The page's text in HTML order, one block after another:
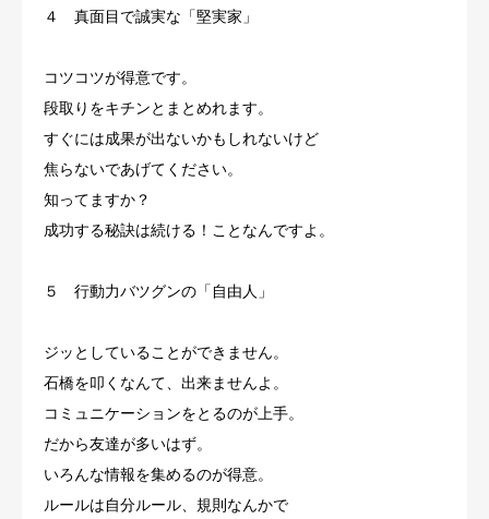
４ 真面目で誠実な「堅実家」
コツコツが得意です。
段取りをキチンとまとめれます。
すぐには成果が出ないかもしれないけど
焦らないであげてください。
知ってますか？
成功する秘訣は続ける！ことなんですよ。
５ 行動力バツグンの「自由人」
ジッとしていることができません。
石橋を叩くなんて、出来ませんよ。
コミュニケーションをとるのが上手。
だから友達が多いはず。
いろんな情報を集めるのが得意。
ルールは自分ルール、規則なんかで